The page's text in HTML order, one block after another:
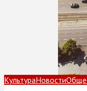
КультураНовости